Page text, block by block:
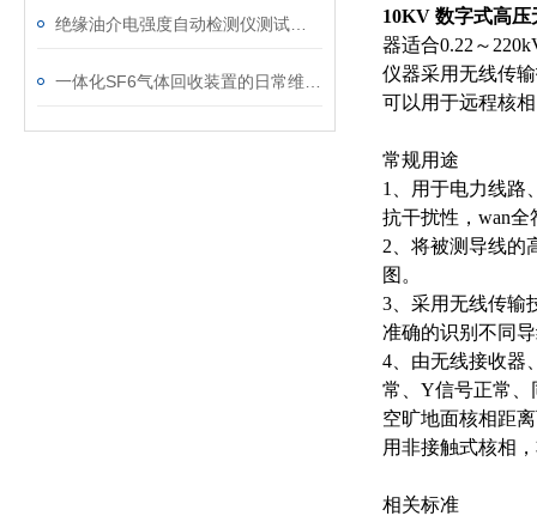
10KV 数字式高压
器适合0.22～
仪器采用无线传
可以用于远程核
常规用途
1、用于电力线路
抗干扰性，wan
2、将被测导线的
图。
3、采用无线传输
准确的识别不同
4、由无线接收器
常、Y信号正常
空旷地面核相距
用非接触式核相
相关标准